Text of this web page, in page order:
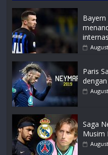
Paris
Saga
Musim